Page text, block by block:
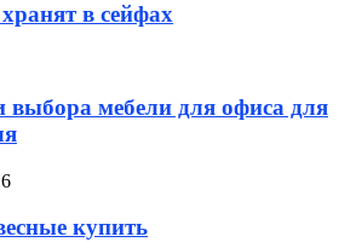
в сейфах
выбора мебели для офиса для
купить